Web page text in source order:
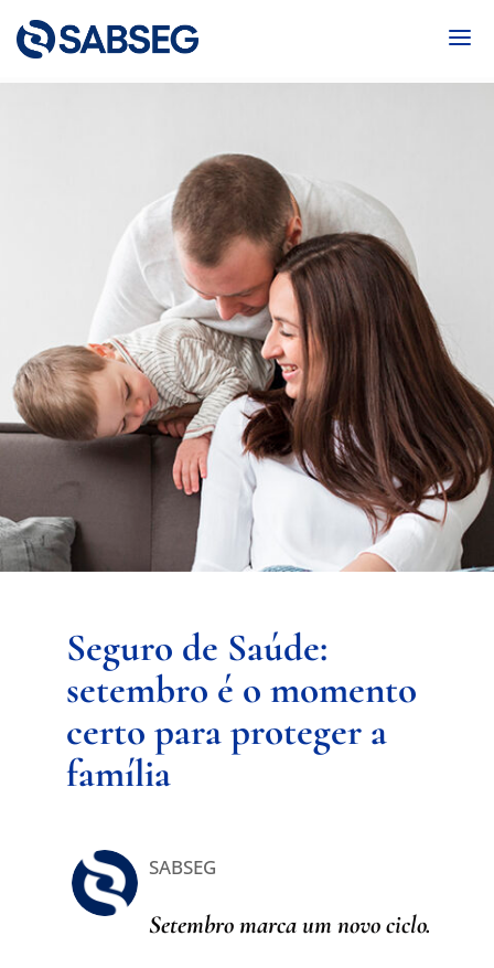
Seguro de Saúde:
setembro é o momento
certo para proteger a
família
SABSEG
Setembro marca um novo ciclo.